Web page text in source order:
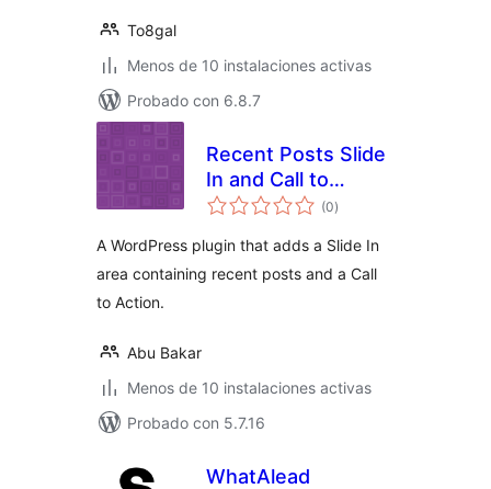
To8gal
Menos de 10 instalaciones activas
Probado con 6.8.7
Recent Posts Slide
In and Call to
Action
(0evaluación
total
)
A WordPress plugin that adds a Slide In
area containing recent posts and a Call
to Action.
Abu Bakar
Menos de 10 instalaciones activas
Probado con 5.7.16
WhatAlead